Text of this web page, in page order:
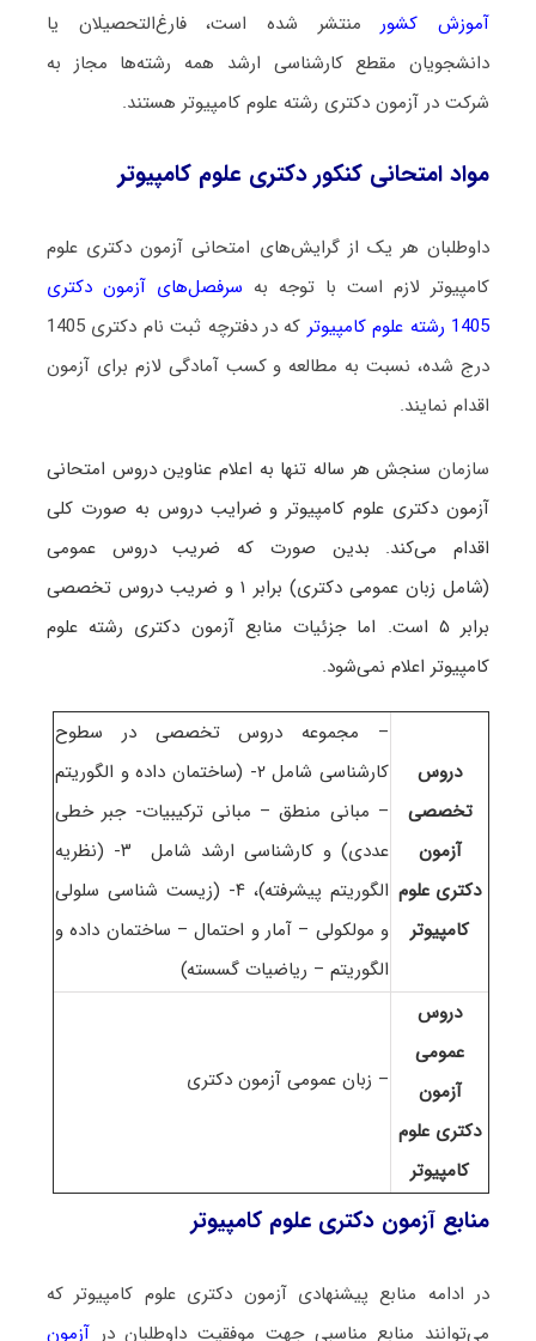
آموزش کشورمنتشر شده است، فارغ‌التحصیلان یا
دانشجویان مقطع کارشناسی ارشد همه رشته‌ها مجاز به
شرکت در آزمون دکتری رشته علوم کامپیوتر هستند.
مواد امتحانی کنکور دکتری علوم کامپیوتر
داوطلبان هر یک از گرایش‌های امتحانی آزمون دکتری علوم
کامپیوتر لازم است با توجه به سرفصل‌های آزمون دکتری
1405 رشته علوم کامپیوتر
که در دفترچه ثبت نام دکتری 1405
درج شده، نسبت به مطالعه و کسب آمادگی لازم برای آزمون
اقدام نمایند.
سازمانسنجش هر ساله تنها به اعلام عناوین دروس امتحانی
آزمون دکتری علوم کامپیوتر و ضرایب دروس به صورت کلی
اقدام می‌کند. بدین صورت که ضریب دروس عمومی
(شامل زبان عمومی دکتری) برابر ۱ و ضریب دروس تخصصی
برابر ۵ است
. اما جزئیات منابع آزمون دکتری رشته علوم
کامپیوتر اعلام نمی‌شود.
دروس
تخصصی
آزمون
دکتری علوم
کامپیوتر
– مجموعه دروس تخصصی در سطوح
کارشناسی شامل ۲- (ساختمان داده و الگوریتم
– مبانی منطق – مبانی ترکیبیات- جبر خطی
عددی) و کارشناسی ارشد شامل ۳- (نظریه
الگوریتم پیشرفته)، ۴- (زیست شناسی سلولی
و مولکولی – آمار و احتمال – ساختمان داده و
الگوریتم – ریاضیات گسسته)
دروس
عمومی
آزمون
دکتری علوم
کامپیوتر
– زبان عمومی آزمون دکتری
منابع آزمون دکتری علوم کامپیوتر
در ادامه منابع پیشنهادی آزمون دکتری علوم کامپیوتر که
می‌توانند منابع مناسبی جهت موفقیت داوطلبان درآزمون